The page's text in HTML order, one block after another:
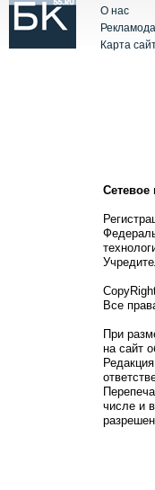
О нас
Карта
Сетевое
Все
При
на сайт
числе и